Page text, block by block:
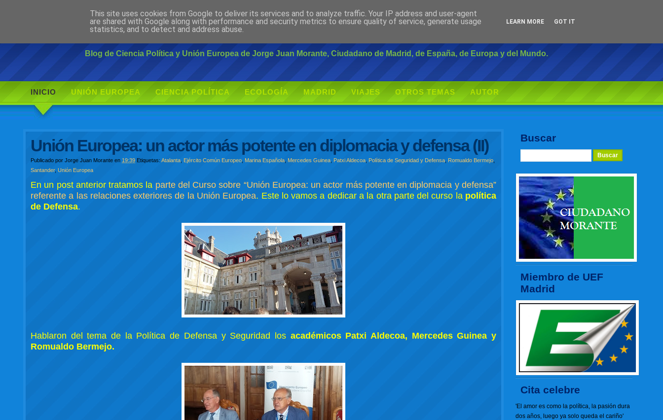
Ciudadano Morante
Blog de Ciencia Política y Unión Europea de Jorge Juan Morante, Ciudadano de Madrid, de España, de Europa y del Mundo.
INICIO UNIÓN EUROPEA CIENCIA POLÍTICA ECOLOGÍA MADRID VIAJES OTROS TEMAS AUTOR
Buscar
Miembro de UEF
Madrid
Cita celebre
'El amor es como la política, la pasión dura
dos años, luego ya solo queda el cariño'
Unión Europea: un actor más potente en diplomacia y defensa (II)
Publicado porJorge Juan Morante en 19:39 Etiquetas:Atalanta Ejército Común Europeo Marina Española Mercedes Guinea Patxi Aldecoa Política de Seguridad y Defensa Romualdo Bermejo
Santander,Unión Europea
En un post anterior tratamos la parte del Curso sobre “Unión Europea: un actor más potente en diplomacia y defensa”
referente a las relaciones exteriores de la Unión Europea. Este lo vamos a dedicar a la otra parte del curso la política
de Defensa.
Hablaron del tema de la Política de Defensa y Seguridad los académicos Patxi Aldecoa, Mercedes Guinea y
Romualdo Bermejo.
This site uses cookies from Google to deliver its services and to analyze traffic. Your IP address and user-agent
are shared with Google along with performance and security metrics to ensure quality of service, generate usage
statistics, and to detect and address abuse.
LEARN MORE GOT IT